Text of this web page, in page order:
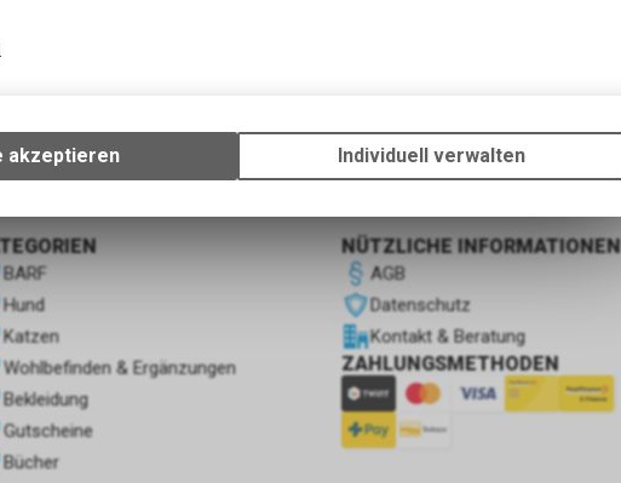
BARF
Hund
Katzen
Wohlbefinden & Ergänzungen
Bekleidung
Gutscheine
Bücher
NÜTZLICHE INFORMATIONEN
AGB
Datenschutz
Kontakt & Beratung
ZAHLUNGSMETHODEN
Gerät, um die grundlegenden Funktionen unseres Online-Angebots, wie die
des Warenkorbs, zu ermöglichen. Bitte beachten Sie, dass die
akzeptieren Individuell verwalten